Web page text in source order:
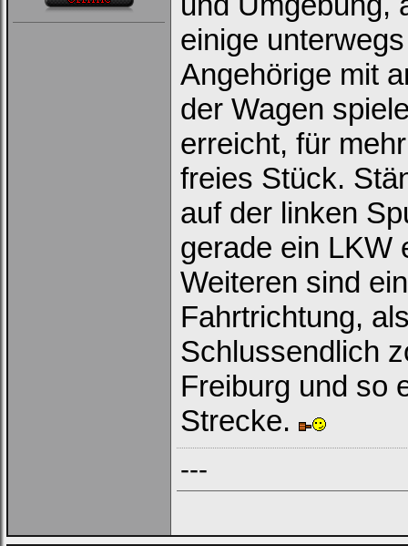
einige
Angehörige mit
der Wagen
erreicht, für
freies Stück.
auf der linken
gerade ein LKW
Weiteren sind
Fahrtrichtung,
Schlussendlich
Freiburg und so
Strecke.
---